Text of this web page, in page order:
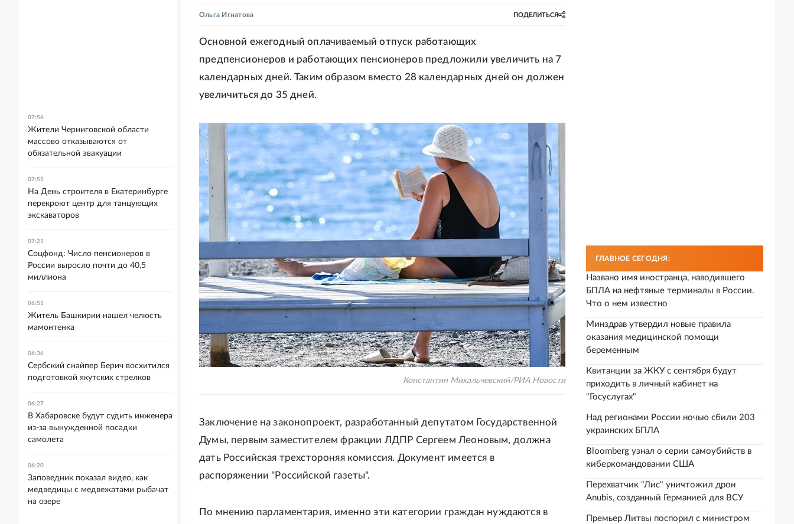
Ольга Игнатова ПОДЕЛИТЬСЯ
Основной ежегодный оплачиваемый отпуск работающих
предпенсионеров и работающих пенсионеров предложили увеличить на 7
календарных дней. Таким образом вместо 28 календарных дней он должен
увеличиться до 35 дней.
Константин Михальчевский/РИА Новости
Заключение на законопроект, разработанный депутатом Государственной
Думы, первым заместителем фракции ЛДПР Сергеем Леоновым, должна
дать Российская трехстороняя комиссия. Документ имеется в
распоряжении "Российской газеты".
По мнению парламентария, именно эти категории граждан нуждаются в
ГЛАВНОЕ СЕГОДНЯ:
Названо имя иностранца, наводившего
БПЛА на нефтяные терминалы в России.
Что о нем известно
Минздрав утвердил новые правила
оказания медицинской помощи
беременным
Квитанции за ЖКУ с сентября будут
приходить в личный кабинет на
"Госуслугах"
Над регионами России ночью сбили 203
украинских БПЛА
Bloomberg узнал о серии самоубийств в
киберкомандовании США
Перехватчик "Лис" уничтожил дрон
Anubis, созданный Германией для ВСУ
Премьер Литвы поспорил с министром
07:56
Жители Черниговской области
массово отказываются от
обязательной эвакуации
07:55
На День строителя в Екатеринбурге
перекроют центр для танцующих
экскаваторов
07:21
Соцфонд: Число пенсионеров в
России выросло почти до 40,5
миллиона
06:51
Житель Башкирии нашел челюсть
мамонтенка
06:36
Сербский снайпер Берич восхитился
подготовкой якутских стрелков
06:27
В Хабаровске будут судить инженера
из-за вынужденной посадки
самолета
06:20
Заповедник показал видео, как
медведицы с медвежатами рыбачат
на озере